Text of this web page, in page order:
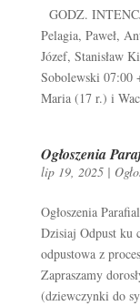
GODZ.
Pelagia, Paweł,
Józef, Stanisław
Sobolewski 07:00
Maria (17 r.) i
Ogłoszenia
lip 19, 2025|
Ogłoszenia
Dzisiaj Odpust ku
odpustowa z
Zapraszamy
(dziewczynki do